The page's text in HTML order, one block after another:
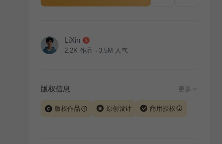
LiXin
2.2K 作品 3.5M 人气
版权信息 更多
版权作品 原创设计 商用授权